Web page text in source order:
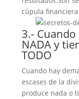
cúpula
3.-
NADA y
TODO
Cuando hay
escases de la
produce nada o